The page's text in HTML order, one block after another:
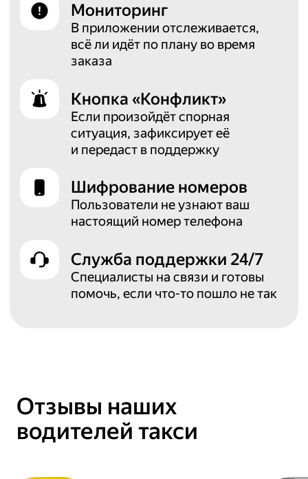
Мониторинг
В приложении отслеживается,
всё ли идёт по плану во время
заказа
Кнопка «Конфликт»
Если произойдёт спорная
ситуация, зафиксирует её
и передаст в поддержку
Шифрование номеров
Пользователи не узнают ваш
настоящий номер телефона
Служба поддержки 24/7
Специалисты на связи и готовы
помочь, если что-то пошло не так
Отзывы наших
водителей такси